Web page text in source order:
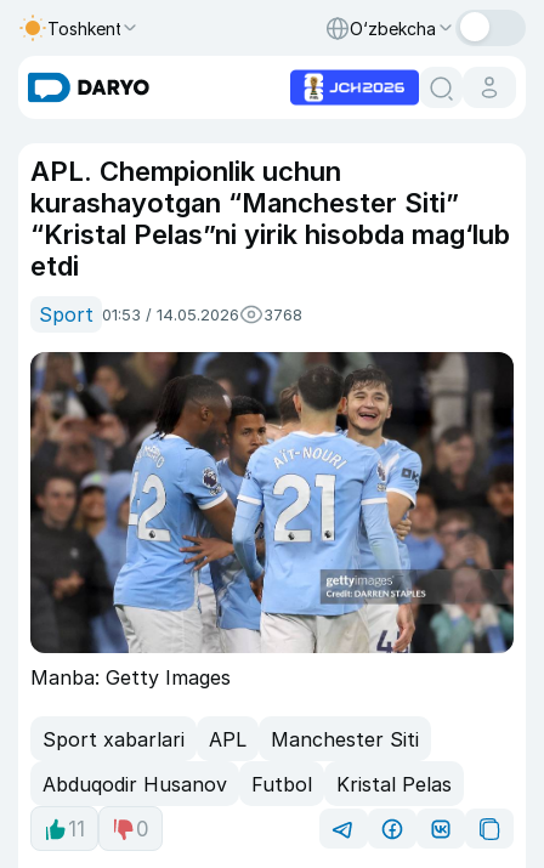
Toshkent O‘zbekcha
APL. Chempionlik uchun
kurashayotgan “Manchester Siti”
“Kristal Pelas”ni yirik hisobda mag‘lub
etdi
Sport 01:53 / 14.05.2026 3768
Manba: Getty Images
Sport xabarlari APL
Manchester Siti
Abduqodir Husanov
Futbol
Kristal Pelas
11
0